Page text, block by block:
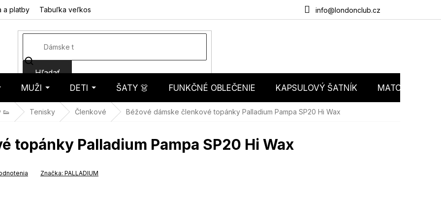
info@londonclub.cz
a platby Tabuľka veľkostí Obchodné podmienky Podmienky ochrany
Hľadať
MUŽI DETI ŠATY 👗 FUNKČNÉ OBLEČENIE KAPSULOVÝ ŠATNÍK MATCHY
👟 Tenisky Členkové Béžové dámske členkové topánky Palladium Pampa SP20 Hi Wax
topánky Palladium Pampa SP20 Hi Wax
Značka: PALLADIUM